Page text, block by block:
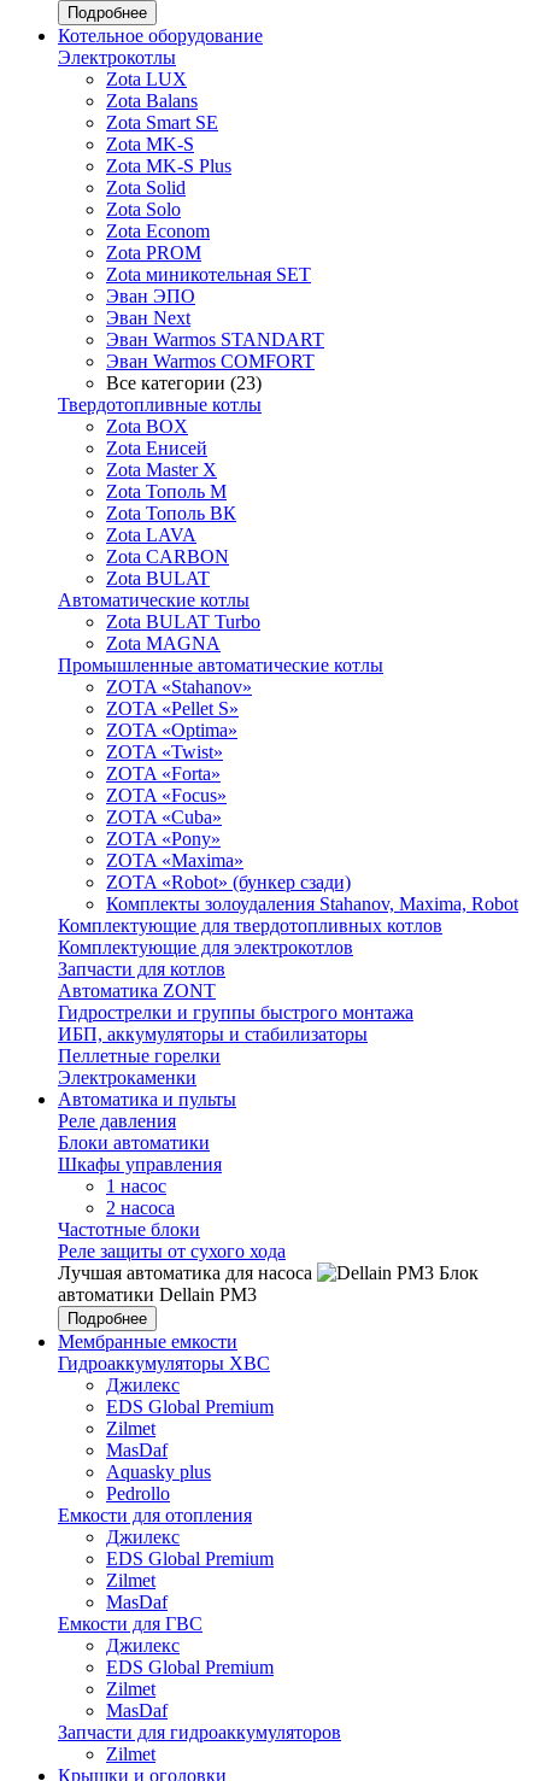
Подробнее
Котельное оборудование
Электрокотлы
Zota LUX
Zota Balans
Zota Smart SE
Zota MK-S
Zota MK-S Plus
Zota Solid
Zota Solo
Zota Econom
Zota PROM
Zota миникотельная SET
Эван ЭПО
Эван Next
Эван Warmos STANDART
Эван Warmos COMFORT
Все категории (23)
Твердотопливные котлы
Zota BOX
Zota Енисей
Zota Master X
Zota Тополь М
Zota Тополь ВК
Zota LAVA
Zota CARBON
Zota BULAT
Автоматические котлы
Zota BULAT Turbo
Zota MAGNA
Промышленные автоматические котлы
ZOTA «Stahanov»
ZOTA «Pellet S»
ZOTA «Optima»
ZOTA «Twist»
ZOTA «Forta»
ZOTA «Focus»
ZOTA «Cuba»
ZOTA «Pony»
ZOTA «Maxima»
ZOTA «Robot» (бункер сзади)
Комплекты золоудаления Stahanov, Maxima, Robot
Комплектующие для твердотопливных котлов
Комплектующие для электрокотлов
Запчасти для котлов
Автоматика ZONT
Гидрострелки и группы быстрого монтажа
ИБП, аккумуляторы и стабилизаторы
Пеллетные горелки
Электрокаменки
Автоматика и пульты
Реле давления
Блоки автоматики
Шкафы управления
1 насос
2 насоса
Частотные блоки
Реле защиты от сухого хода
Лучшая автоматика для насоса
Блок
автоматики Dellain PM3
Подробнее
Мембранные емкости
Гидроаккумуляторы ХВС
Джилекс
EDS Global Premium
Zilmet
MasDaf
Aquasky plus
Pedrollo
Емкости для отопления
Джилекс
EDS Global Premium
Zilmet
MasDaf
Емкости для ГВС
Джилекс
EDS Global Premium
Zilmet
MasDaf
Запчасти для гидроаккумуляторов
Zilmet
Крышки и оголовки